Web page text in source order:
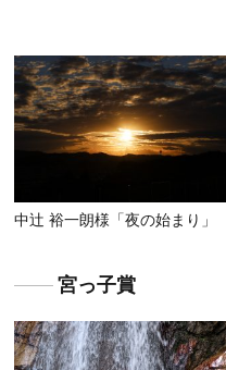
中辻 裕一朗様「夜の始まり」
宮っ子賞